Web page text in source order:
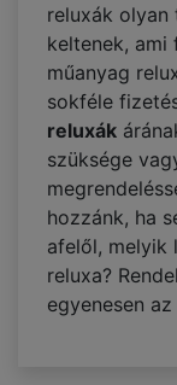
reluxák olyan
keltenek, ami
műanyag
sokféle
reluxák
szüksége
hozzánk, ha
afelől, melyik
reluxa?
egyenesen